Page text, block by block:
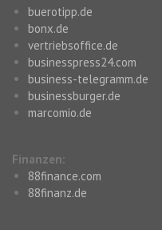
buerotipp.de
bonx.de
vertriebsoffice.de
businesspress24.com
business-telegramm.de
businessburger.de
marcomio.de
Finanzen:
88finance.com
88finanz.de